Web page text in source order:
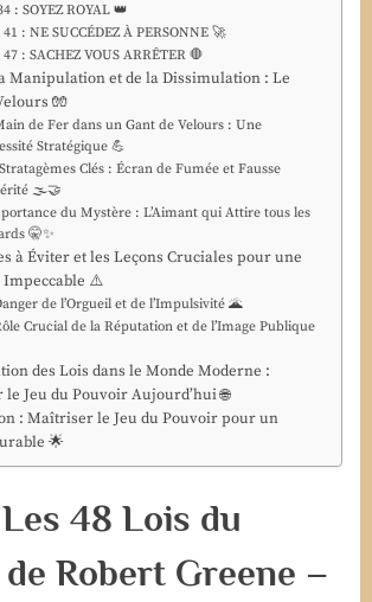
: SOYEZ ROYAL 👑
: NE SUCCÉDEZ À PERSONNE 🚀
: SACHEZ VOUS ARRÊTER 🛑
Manipulation et de la Dissimulation : Le
🧤
de Fer dans un Gant de Velours : Une
Stratégique 💪
Clés : Écran de Fumée et Fausse
🌫️🤝
du Mystère : L’Aimant qui Attire tous les
🤫✨
à Éviter et les Leçons Cruciales pour une
Impeccable ⚠️
de l’Orgueil et de l’Impulsivité 🌋
Crucial de la Réputation et de l’Image Publique
des Lois dans le Monde Moderne :
Jeu du Pouvoir Aujourd’hui 🌐
: Maîtriser le Jeu du Pouvoir pour un
🌟
48 Lois du
Robert Greene –